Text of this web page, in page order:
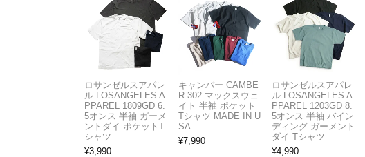
ロサンゼルスアパレ
ル LOSANGELES A
PPAREL 1809GD 6.
5オンス 半袖 ガーメ
ントダイ ポケットT
シャツ
¥3,990
キャンバー CAMBE
R 302 マックスウェ
イト 半袖 ポケット
Tシャツ MADE IN U
SA
¥7,990
ロサンゼルスアパレ
ル LOSANGELES A
PPAREL 1203GD 8.
5オンス 半袖 バイン
ディング ガーメント
ダイ Tシャツ
¥4,990